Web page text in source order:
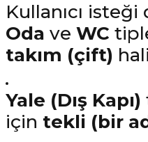
Kullanıcı
Oda ve WC
takım (çift)
Yale (Dış Kapı)
için tekli (bir